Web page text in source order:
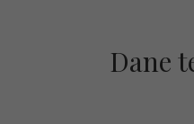
Dane